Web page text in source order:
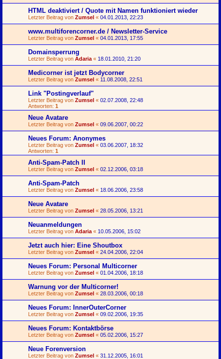
HTML deaktiviert / Quote mit Namen funktioniert wieder
Letzter Beitrag von Zumsel « 04.01.2013, 22:23
www.multiforencorner.de / Newsletter-Service
Letzter Beitrag von Zumsel « 04.01.2013, 17:55
Domainsperrung
Letzter Beitrag von Adaria « 18.01.2010, 21:20
Medicorner ist jetzt Bodycorner
Letzter Beitrag von Zumsel « 11.08.2008, 22:51
Link "Postingverlauf"
Letzter Beitrag von Zumsel « 02.07.2008, 22:48
Antworten: 1
Neue Avatare
Letzter Beitrag von Zumsel « 09.06.2007, 00:22
Neues Forum: Anonymes
Letzter Beitrag von Zumsel « 03.06.2007, 18:32
Antworten: 1
Anti-Spam-Patch II
Letzter Beitrag von Zumsel « 02.12.2006, 03:18
Anti-Spam-Patch
Letzter Beitrag von Zumsel « 18.06.2006, 23:58
Neue Avatare
Letzter Beitrag von Zumsel « 28.05.2006, 13:21
Neuanmeldungen
Letzter Beitrag von Adaria « 10.05.2006, 15:02
Jetzt auch hier: Eine Shoutbox
Letzter Beitrag von Zumsel « 24.04.2006, 22:04
Neues Forum: Personal Multicorner
Letzter Beitrag von Zumsel « 01.04.2006, 18:18
Warnung vor der Multicorner!
Letzter Beitrag von Zumsel « 28.03.2006, 00:18
Neues Forum: InnerOuterCorner
Letzter Beitrag von Zumsel « 09.02.2006, 19:35
Neues Forum: Kontaktbörse
Letzter Beitrag von Zumsel « 05.02.2006, 15:27
Neue Forenversion
Letzter Beitrag von Zumsel « 31.12.2005, 16:01